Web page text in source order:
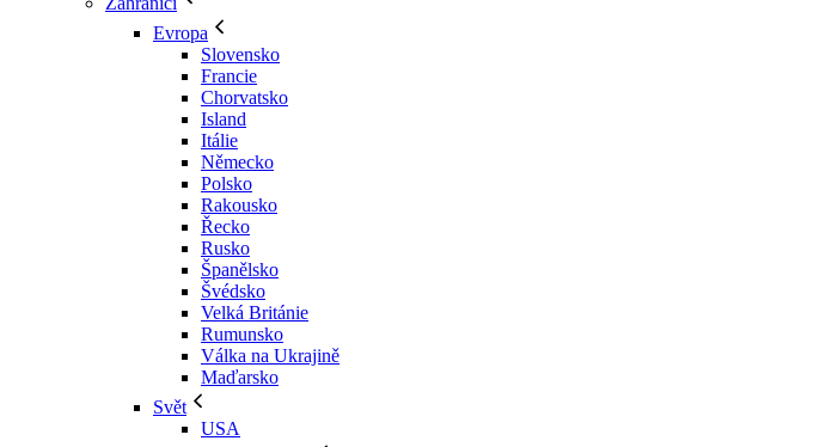
Evropa
Slovensko
Francie
Chorvatsko
Island
Itálie
Německo
Polsko
Rakousko
Řecko
Rusko
Španělsko
Švédsko
Velká Británie
Rumunsko
Válka na Ukrajině
Maďarsko
Svět
USA